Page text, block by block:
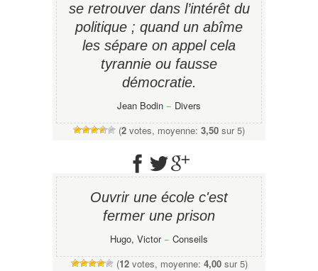
se retrouver dans l’intérêt du
politique ; quand un abîme
les sépare on appel cela
tyrannie ou fausse
démocratie.
Jean Bodin − Divers
(2 votes, moyenne: 3,50 sur 5)
Ouvrir une école c'est
fermer une prison
Hugo, Victor− Conseils
(12votes, moyenne: 4,00sur 5)